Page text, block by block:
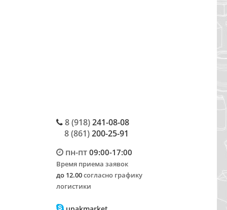
8 (918)241-08-08
8 (861)200-25-91
пн-пт09:00-17:00
Время приема заявок
до 12.00согласно графику
логистики